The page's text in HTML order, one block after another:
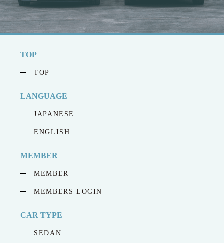
TOP
TOP
LANGUAGE
JAPANESE
ENGLISH
MEMBER
MEMBER
MEMBERS LOGIN
CAR TYPE
SEDAN